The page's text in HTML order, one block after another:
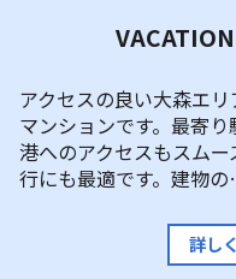
アクセスの良い大森エ
マンションです。最寄
港へのアクセスもスム
行にも最適です。建物
詳し